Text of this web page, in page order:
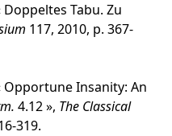
Doppeltes Tabu. Zu
117, 2010, p. 367-
Opportune Insanity: An
4.12 », The Classical
319.